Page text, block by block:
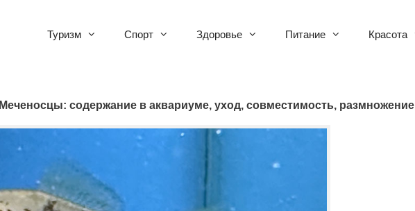
Туризм Спорт Здоровье Питание Красота
Меченосцы: содержание в аквариуме, уход, совместимость, размножение